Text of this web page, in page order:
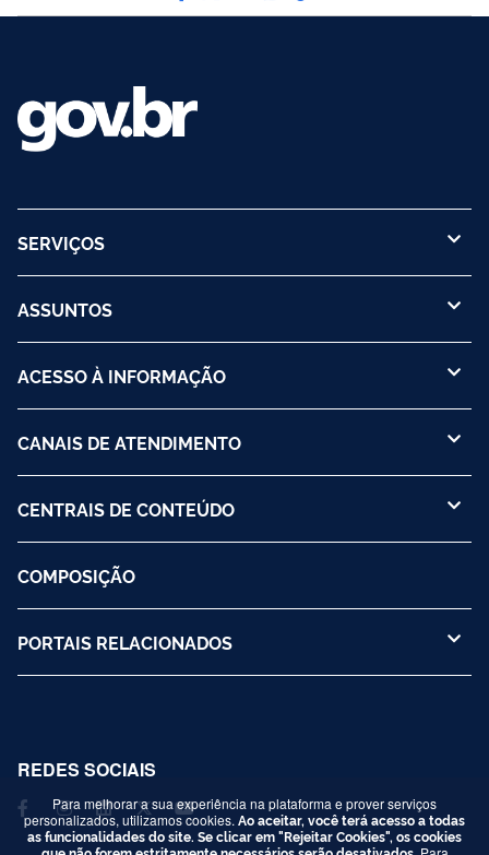
SERVIÇOS
ASSUNTOS
ACESSO À INFORMAÇÃO
CANAIS DE ATENDIMENTO
CENTRAIS DE CONTEÚDO
COMPOSIÇÃO
PORTAIS RELACIONADOS
REDES SOCIAIS
Para melhorar a sua experiência na plataforma e prover serviços
personalizados, utilizamos cookies. Ao aceitar, você terá acesso a todas
as funcionalidades do site. Se clicar em "Rejeitar Cookies", os cookies